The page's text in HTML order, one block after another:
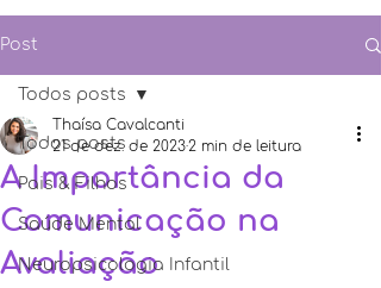
Post
Todos posts
Pais & Filhos
Saúde Mental
Neuropsicologia Infantil
Todos posts
A Importância da
Comunicação na
Avaliação
Thaísa Cavalcanti
21 de dez. de 20232 min de leitura